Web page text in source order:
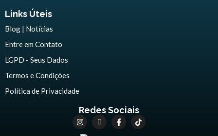
Links Úteis
Blog | Notícias
Entre em Contato
LGPD - Seus Dados
Termos e Condições
Política de Privacidade
Redes Sociais